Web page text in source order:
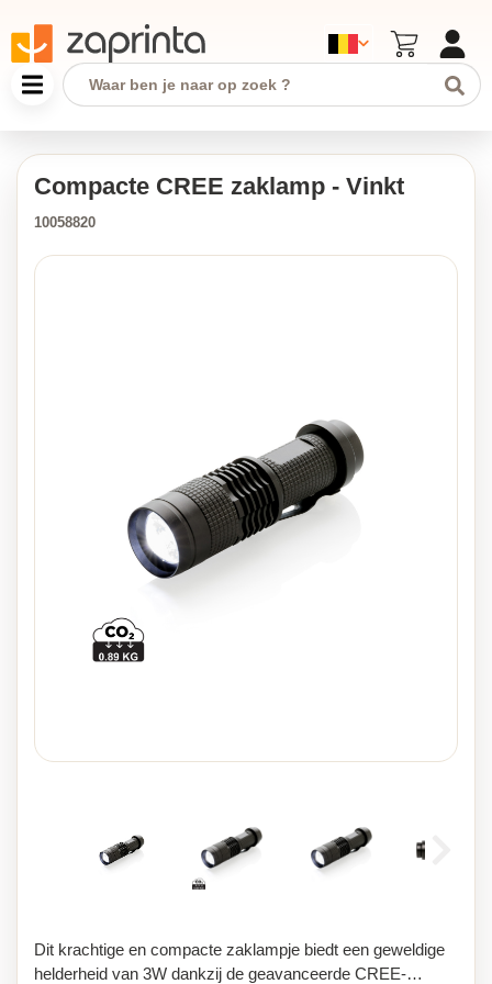
Compacte CREE zaklamp - Vinkt
10058820
Dit krachtige en compacte zaklampje biedt een geweldige
helderheid van 3W dankzij de geavanceerde CREE-